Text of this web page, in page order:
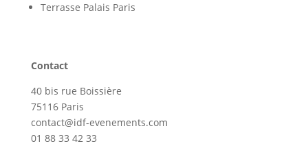
Terrasse Palais Paris
Contact
40 bis rue Boissière
75116 Paris
contact@idf-evenements.com
01 88 33 42 33